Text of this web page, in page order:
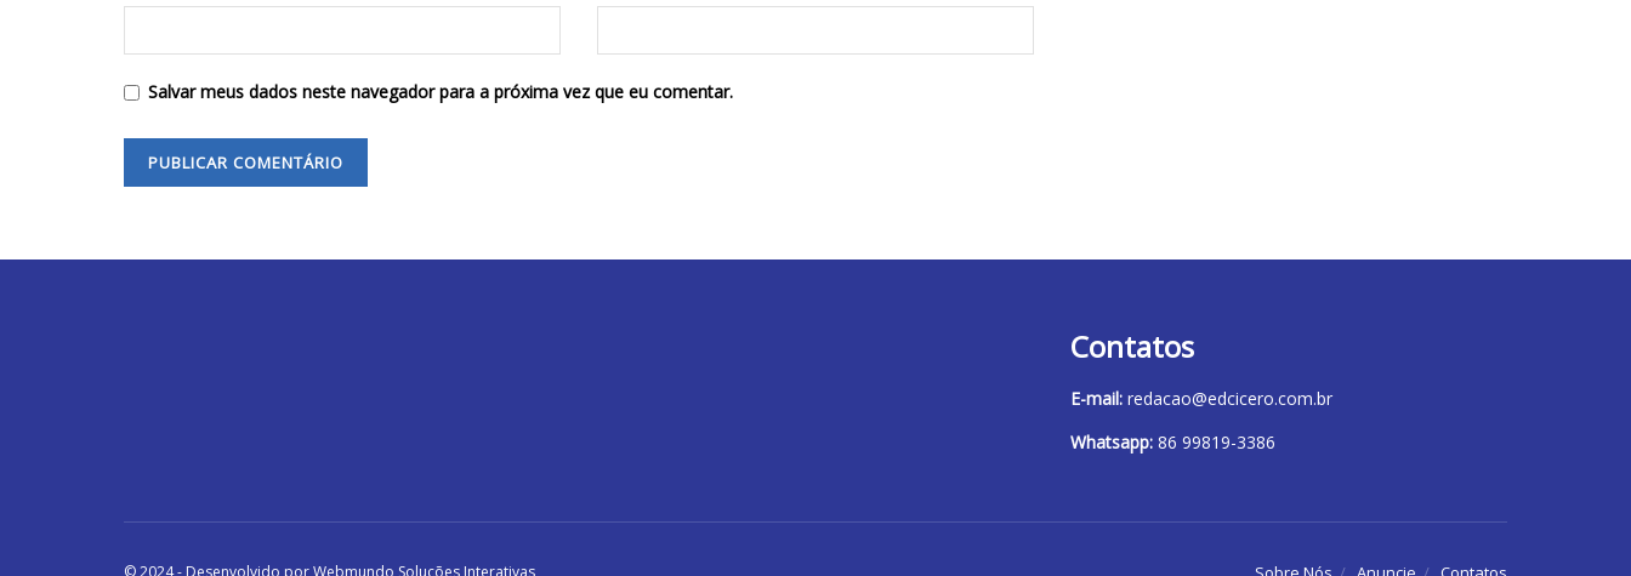
Salvar meus dados neste navegador para a próxima vez que eu comentar.
Contatos
E-mail: redacao@edcicero.com.br
Whatsapp: 86 99819-3386